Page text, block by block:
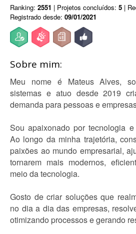
Ranking: 2551 | Projetos concluídos: 5 |
Registrado desde: 09/01/2021
Sobre mim:
Meu nome é Mateus Alves,
sistemas e atuo desde 2019
demanda para pessoas e
Sou apaixonado por tecnologia
Ao longo da minha trajetória,
paixões ao mundo empresarial,
tornarem mais modernos,
meio da tecnologia.
Gosto de criar soluções que
no dia a dia das empresas,
otimizando processos e gerando